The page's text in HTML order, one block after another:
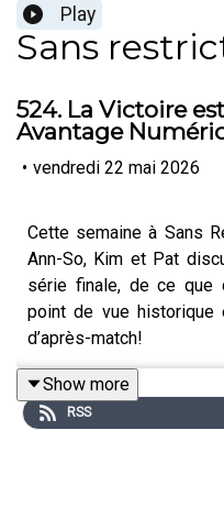
Play
Sans
524. La Victoire
Avantage
• vendredi 22 mai 2026
Cette semaine à Sans
Ann-So, Kim et Pat
série finale, de ce que
point de vue historique
d’après-match!
Show more
RSS